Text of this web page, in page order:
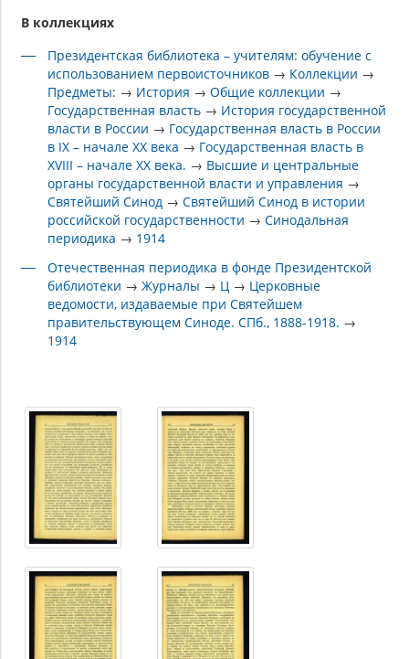
В коллекциях
Президентская библиотека – учителям: обучение с
использованием первоисточников → Коллекции →
Предметы: → История →Общие коллекции →
Государственная власть → История государственной
власти в России → Государственная власть в России
в IX – начале XX века → Государственная власть в
XVIII – начале XX века. → Высшие и центральные
органы государственной власти и управления →
Святейший Синод →Святейший Синод в истории
российской государственности →Синодальная
периодика → 1914
Отечественная периодика в фонде Президентской
библиотеки →Журналы → Ц → Церковные
ведомости, издаваемые при Святейшем
правительствующем Синоде. СПб., 1888-1918. →
1914